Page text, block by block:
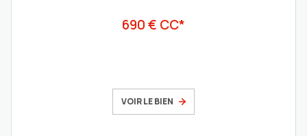
690 € CC*
VOIR LE BIEN